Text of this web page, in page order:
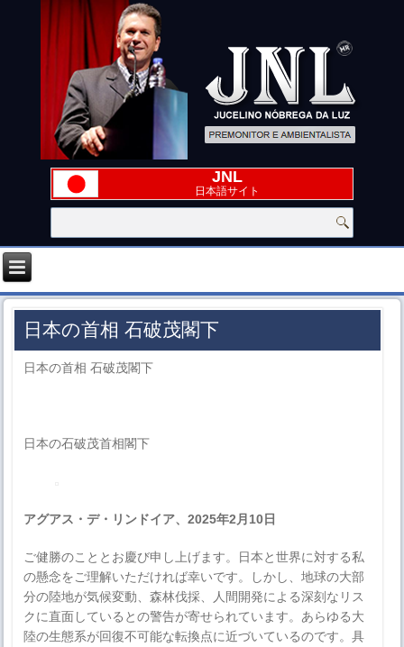
JNL
日本語サイト
日本の首相 石破茂閣下
日本の首相 石破茂閣下
日本の石破茂首相閣下
アグアス・デ・リンドイア、2025年2月10日
ご健勝のこととお慶び申し上げます。日本と世界に対する私
の懸念をご理解いただければ幸いです。しかし、地球の大部
分の陸地が気候変動、森林伐採、人間開発による深刻なリス
クに直面しているとの警告が寄せられています。あらゆる大
陸の生態系が回復不可能な転換点に近づいているのです。具